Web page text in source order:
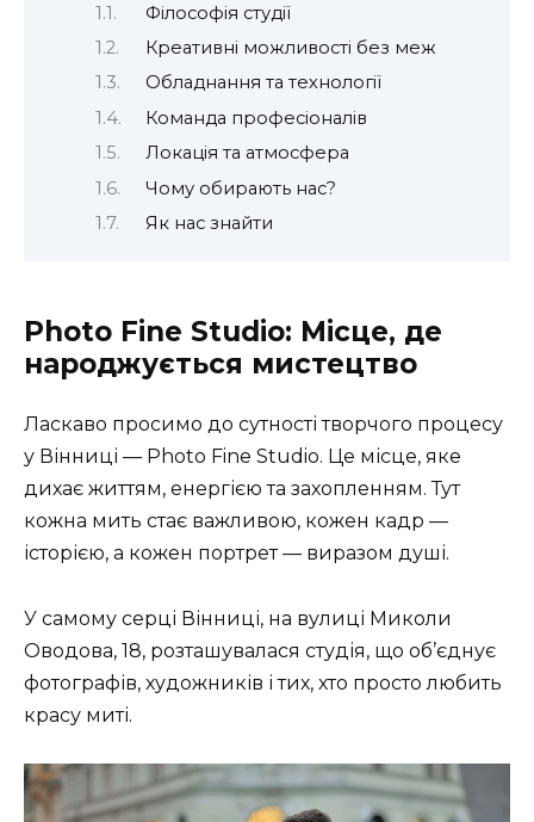
Філософія студії
Креативні можливості без меж
Обладнання та технології
Команда професіоналів
Локація та атмосфера
Чому обирають нас?
Як нас знайти
Photo Fine Studio: Місце, де
народжується мистецтво
Ласкаво просимо до сутності творчого процесу
у Вінниці — Photo Fine Studio. Це місце, яке
дихає життям, енергією та захопленням. Тут
кожна мить стає важливою, кожен кадр —
історією, а кожен портрет — виразом душі.
У самому серці Вінниці, на вулиці Миколи
Оводова, 18, розташувалася студія, що об’єднує
фотографів, художників і тих, хто просто любить
красу миті.